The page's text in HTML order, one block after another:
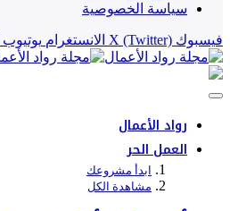
سياسة الخصوصية
فيسبوك X (Twitter) الانستغرام يوتيوب
رواد الأعمال
العمل الحر
ابدأ مشروعك
مشاهدة الكل